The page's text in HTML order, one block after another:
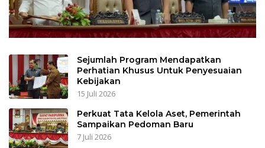
Sejumlah Program Mendapatkan
Perhatian Khusus Untuk Penyesuaian
Kebijakan
15 Juli 2026
Perkuat Tata Kelola Aset, Pemerintah
Sampaikan Pedoman Baru
7 Juli 2026